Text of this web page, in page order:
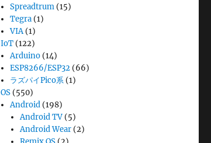
Spreadtrum (15)
Tegra (1)
VIA(1)
IoT (122)
Arduino (14)
ESP8266/ESP32 (66)
ラズパイPico系 (1)
OS (550)
Android (198)
Android TV(5)
Android Wear(2)